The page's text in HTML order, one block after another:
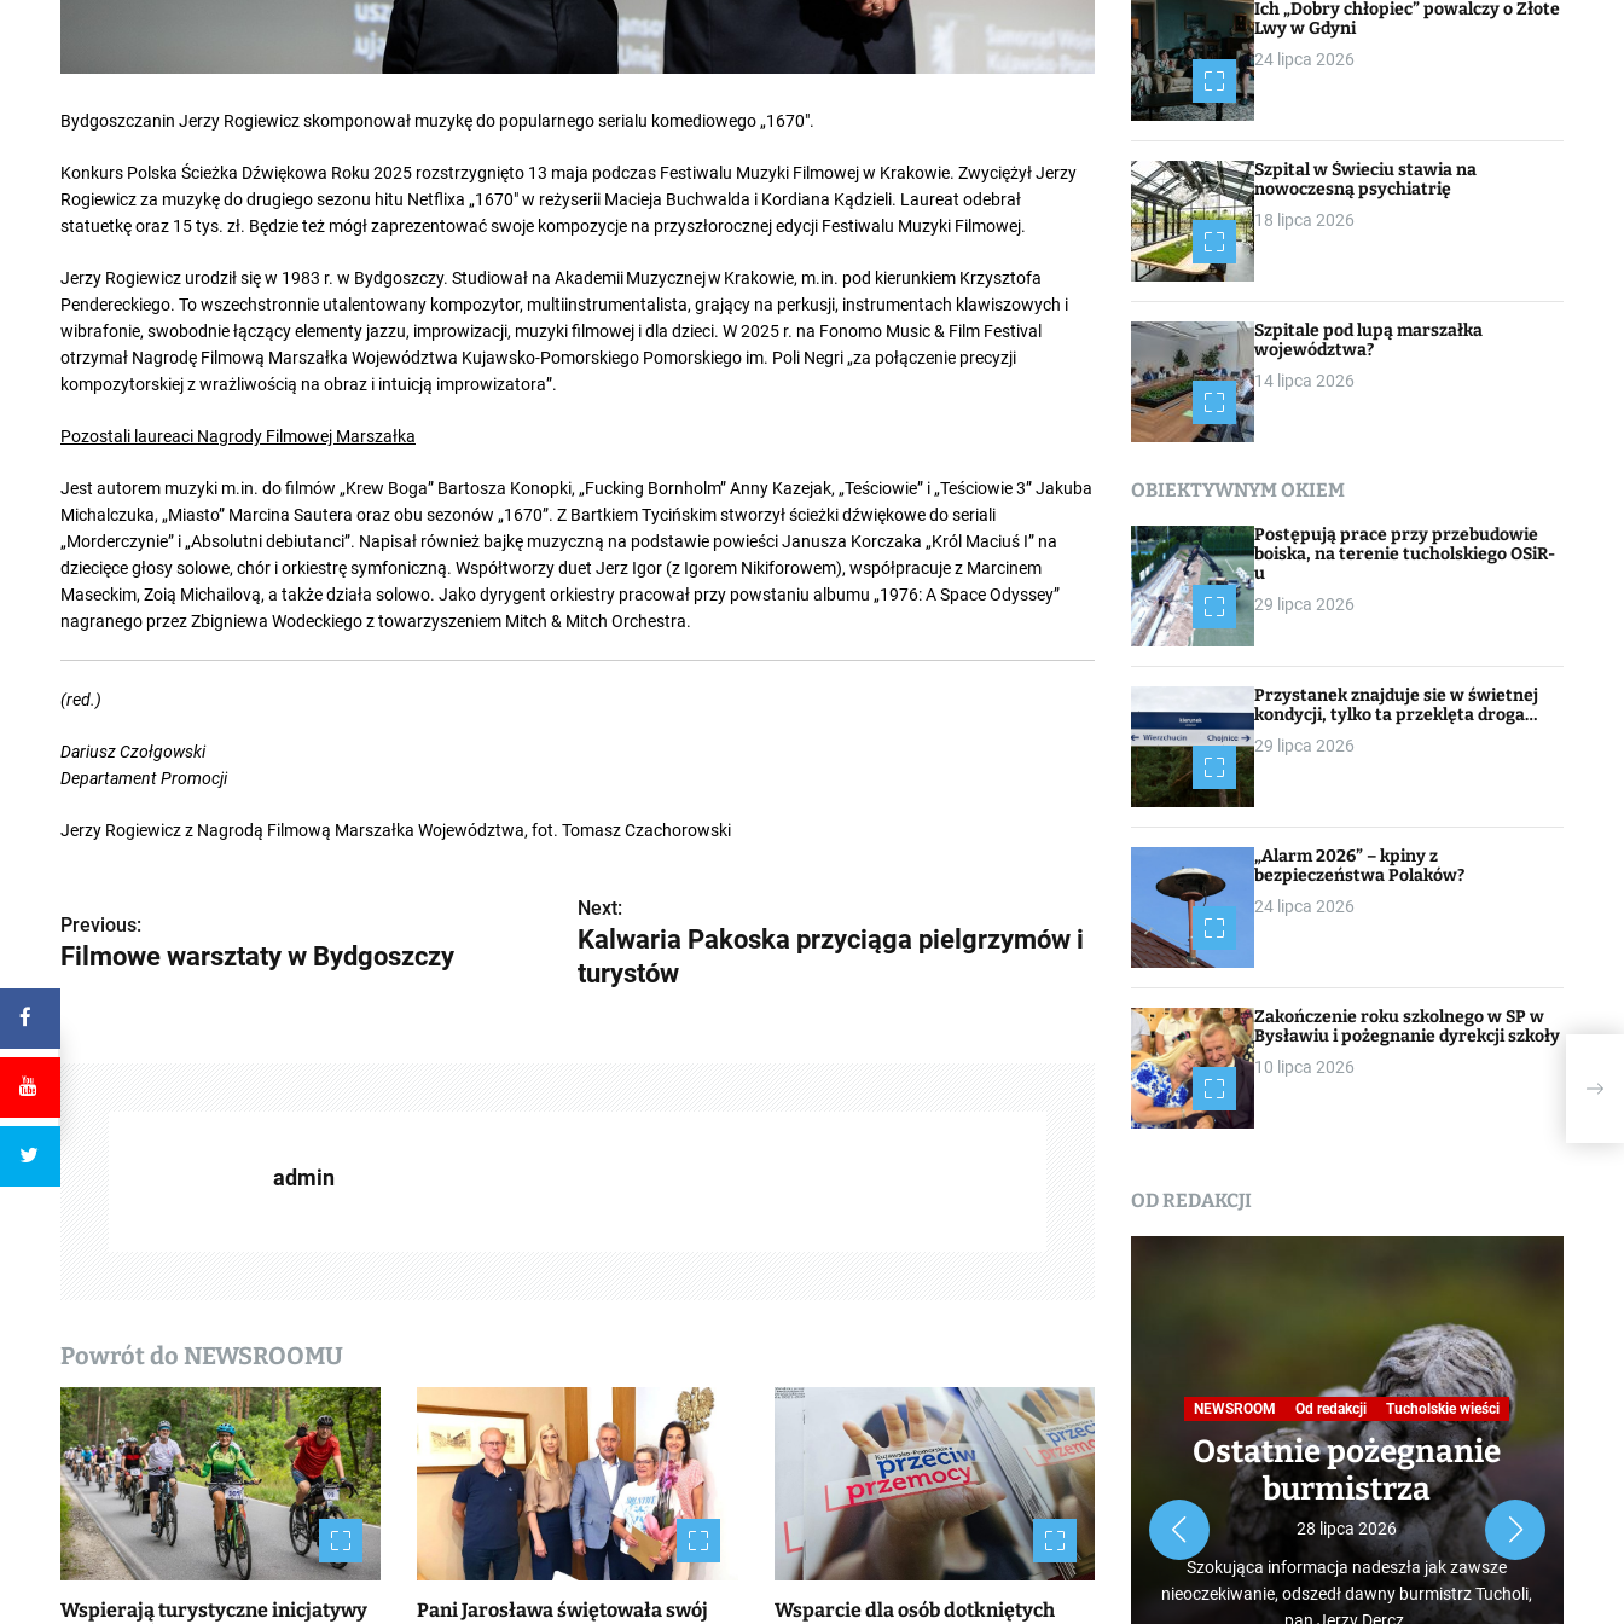
Bydgoszczanin Jerzy Rogiewicz skomponował muzykę do popularnego serialu komediowego „1670″.
Konkurs Polska Ścieżka Dźwiękowa Roku 2025 rozstrzygnięto 13 maja podczas Festiwalu Muzyki Filmowej w Krakowie. Zwyciężył Jerzy
Rogiewicz za muzykę do drugiego sezonu hitu Netflixa „1670″ w reżyserii Macieja Buchwalda i Kordiana Kądzieli. Laureat odebrał
statuetkę oraz 15 tys. zł. Będzie też mógł zaprezentować swoje kompozycje na przyszłorocznej edycji Festiwalu Muzyki Filmowej.
Jerzy Rogiewicz urodził się w 1983 r. w Bydgoszczy. Studiował na Akademii Muzycznej w Krakowie, m.in. pod kierunkiem Krzysztofa
Pendereckiego. To wszechstronnie utalentowany kompozytor, multiinstrumentalista, grający na perkusji, instrumentach klawiszowych i
wibrafonie, swobodnie łączący elementy jazzu, improwizacji, muzyki filmowej i dla dzieci. W 2025 r. na Fonomo Music & Film Festival
otrzymał Nagrodę Filmową Marszałka Województwa Kujawsko-Pomorskiego Pomorskiego im. Poli Negri „za połączenie precyzji
kompozytorskiej z wrażliwością na obraz i intuicją improwizatora”.
Pozostali laureaci Nagrody Filmowej Marszałka
Jest autorem muzyki m.in. do filmów „Krew Boga” Bartosza Konopki, „Fucking Bornholm” Anny Kazejak, „Teściowie” i „Teściowie 3” Jakuba
Michalczuka, „Miasto” Marcina Sautera oraz obu sezonów „1670”. Z Bartkiem Tycińskim stworzył ścieżki dźwiękowe do seriali
„Morderczynie” i „Absolutni debiutanci”. Napisał również bajkę muzyczną na podstawie powieści Janusza Korczaka „Król Maciuś I” na
dziecięce głosy solowe, chór i orkiestrę symfoniczną. Współtworzy duet Jerz Igor (z Igorem Nikiforowem), współpracuje z Marcinem
Maseckim, Zoią Michailovą, a także działa solowo. Jako dyrygent orkiestry pracował przy powstaniu albumu „1976: A Space Odyssey”
nagranego przez Zbigniewa Wodeckiego z towarzyszeniem Mitch & Mitch Orchestra.
(red.)
Dariusz Czołgowski
Departament Promocji
Jerzy Rogiewicz z Nagrodą Filmową Marszałka Województwa, fot. Tomasz Czachorowski
Z
o
a
z
w
y
Previous:
Filmowe warsztaty w Bydgoszczy
Next:
Kalwaria Pakoska przyciąga pielgrzymów i
turystów
admin
Powrót do NEWSROOMU
Wspierają turystyczne inicjatywy
Pani Jarosława świętowała swój
Wsparcie dla osób dotkniętych
Ich „Dobry chłopiec” powalczy o Złote
Lwy w Gdyni
24 lipca 2026
Szpital w Świeciu stawia na
nowoczesną psychiatrię
18 lipca 2026
Szpitale pod lupą marszałka
województwa?
14 lipca 2026
OBIEKTYWNYM OKIEM
Postępują prace przy przebudowie
boiska, na terenie tucholskiego OSiR-
u
29 lipca 2026
Przystanek znajduje sie w świetnej
kondycji, tylko ta przeklęta droga…
29 lipca 2026
„Alarm 2026” – kpiny z
bezpieczeństwa Polaków?
24 lipca 2026
Zakończenie roku szkolnego w SP w
Bysławiu i pożegnanie dyrekcji szkoły
10 lipca 2026
OD REDAKCJI
NEWSROOM Od redakcji Tucholskie wieści
Ostatnie pożegnanie
burmistrza
28 lipca 2026
Szokująca informacja nadeszła jak zawsze
nieoczekiwanie, odszedł dawny burmistrz Tucholi,